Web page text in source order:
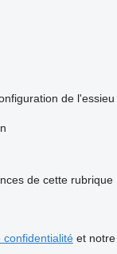
de l'essieu
de cette rubrique
confidentialitéet notre